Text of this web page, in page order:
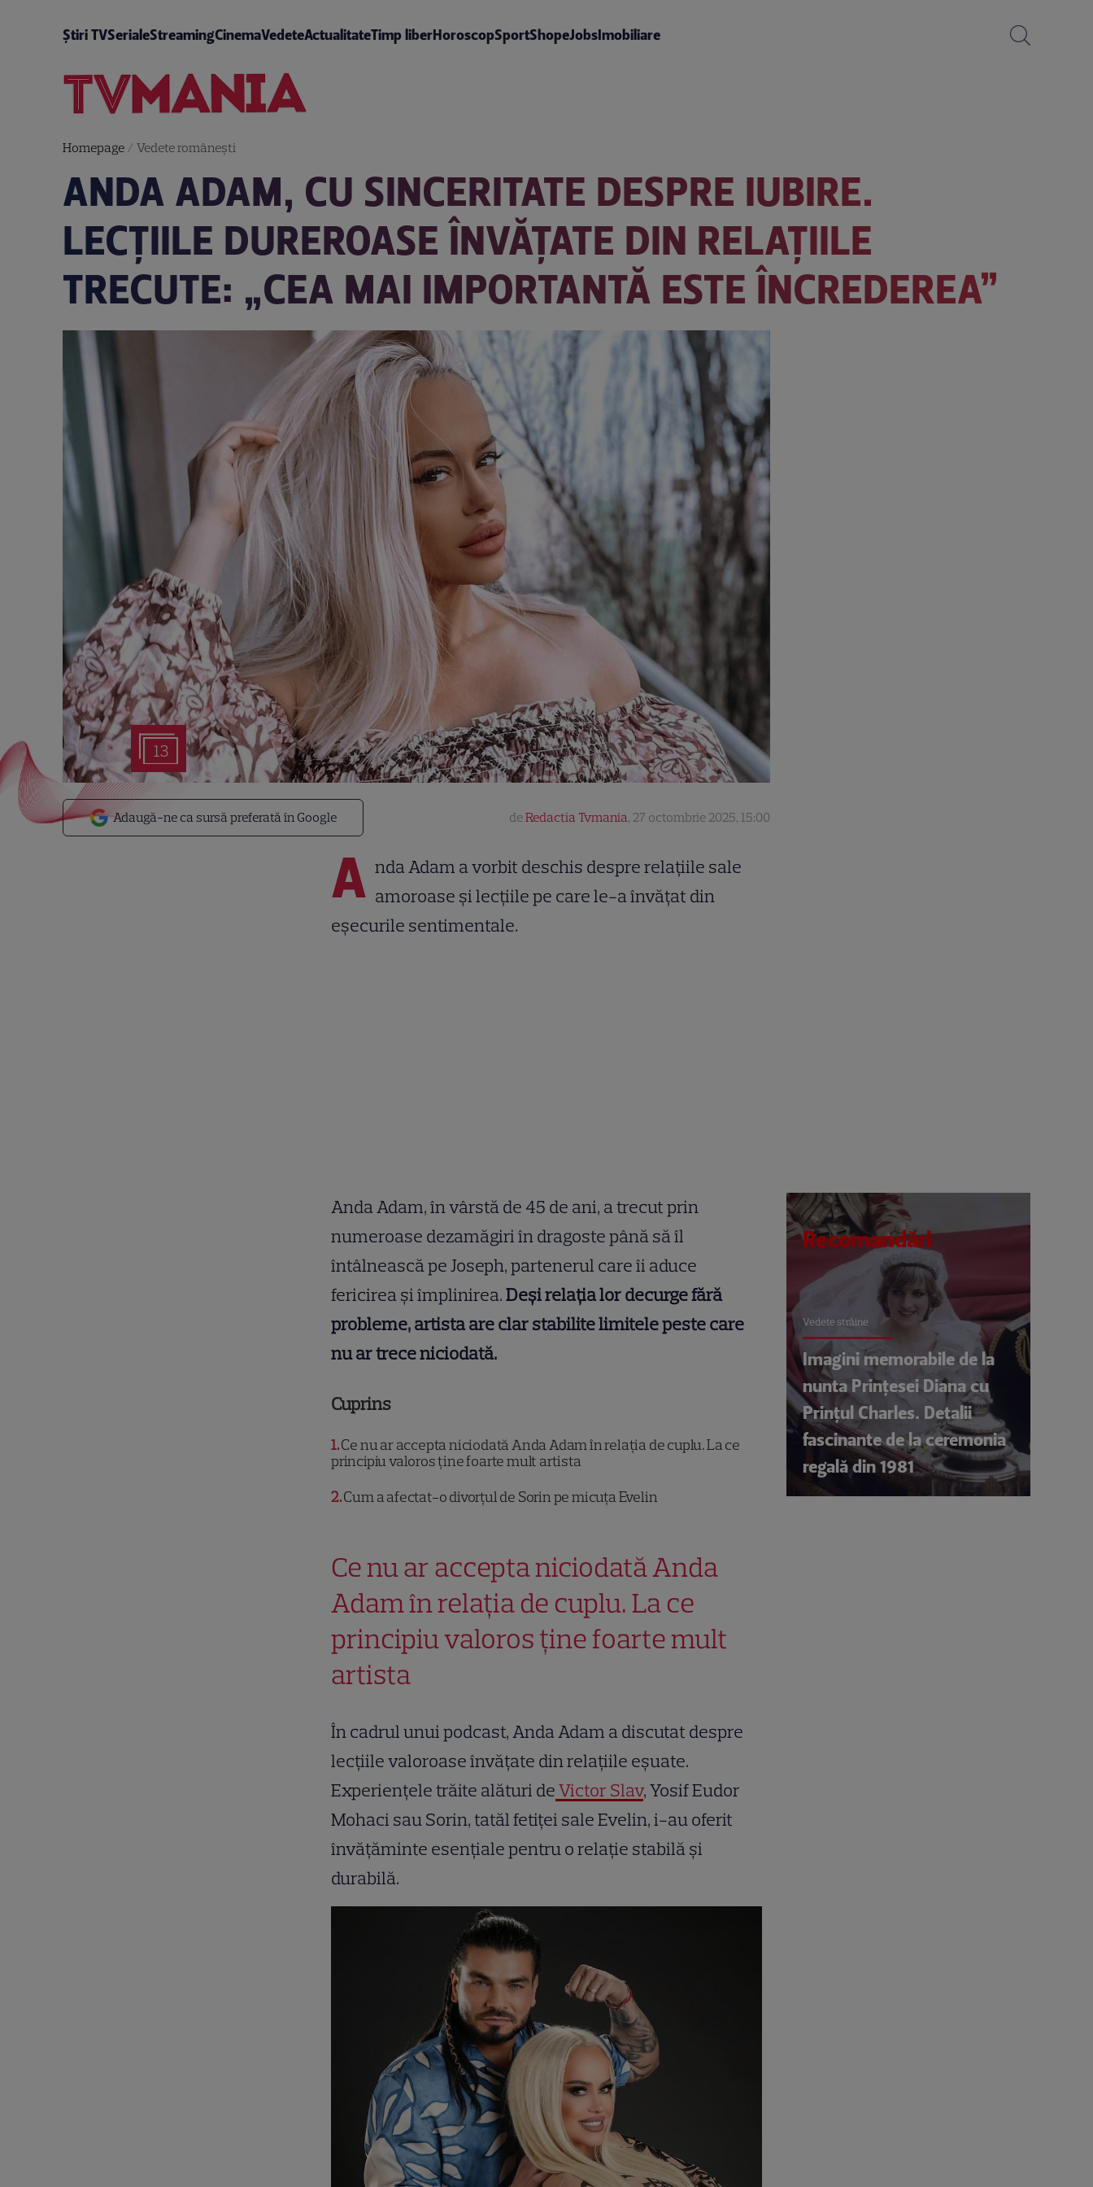
Știri TVSerialeStreamingCinemaVedeteActualitateTimp liberHoroscopSportShopeJobsImobiliare
Homepage/ Vedete româneşti
ANDA ADAM, CU SINCERITATE DESPRE IUBIRE.
LECȚIILE DUREROASE ÎNVĂȚATE DIN RELAȚIILE
TRECUTE: „CEA MAI IMPORTANTĂ ESTE ÎNCREDEREA”
13
Adaugă-ne ca sursă preferată în Google deRedactia Tvmania, 27 octombrie 2025, 15:00
A nda Adam a vorbit deschis despre relațiile sale
amoroase și lecțiile pe care le-a învățat din
eșecurile sentimentale.
Anda Adam, în vârstă de 45 de ani, a trecut prin
numeroase dezamăgiri în dragoste până să îl
întâlnească pe Joseph, partenerul care îi aduce
fericirea și împlinirea.Deși relația lor decurge fără
probleme, artista are clar stabilite limitele peste care
nu ar trece niciodată.
Cuprins
1Ce nu ar accepta niciodată Anda Adam în relația de cuplu. La ce
principiu valoros ține foarte mult artista
2Cum a afectat-o divorțul de Sorin pe micuța Evelin
Ce nu ar accepta niciodată Anda
Adam în relația de cuplu. La ce
principiu valoros ține foarte mult
artista
În cadrul unui podcast, Anda Adam a discutat despre
lecțiile valoroase învățate din relațiile eșuate.
Experiențele trăite alături deVictor Slav, Yosif Eudor
Mohaci sau Sorin, tatăl fetiței sale Evelin, i-au oferit
învățăminte esențiale pentru o relație stabilă și
durabilă.
Recomandări
Vedete străine
Imagini memorabile de la
nunta Prințesei Diana cu
Prințul Charles. Detalii
fascinante de la ceremonia
regală din 1981